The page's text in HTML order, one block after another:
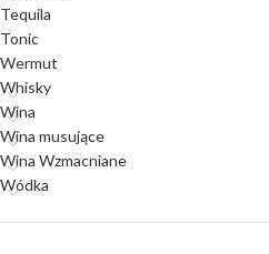
Tequila
Tonic
Wermut
Whisky
Wina
Wina musujące
Wina Wzmacniane
Wódka